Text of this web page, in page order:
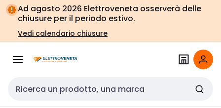
Vai alla
navigazione
Vai
alla
pagina
Ad agosto 2026 Elettroveneta osserverà delle
chiusure per il periodo estivo.
Vedi calendario chiusure
Cerca input